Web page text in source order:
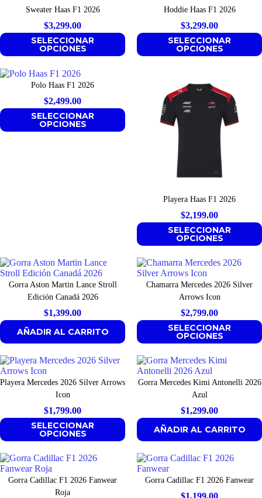
Sweater Haas F1 2026
$3,299.00
SELECCIONAR
OPCIONES
Hoddie Haas F1 2026
$3,299.00
SELECCIONAR
OPCIONES
Polo Haas F1 2026
$2,499.00
SELECCIONAR
OPCIONES
Playera Haas F1 2026
$2,199.00
SELECCIONAR
OPCIONES
Gorra Aston Martin Lance Stroll
Edición Canadá 2026
$1,399.00
AÑADIR AL CARRITO
Chamarra Mercedes 2026 Silver
Arrows Icon
$2,799.00
SELECCIONAR
OPCIONES
Playera Mercedes 2026 Silver Arrows
Icon
$1,799.00
SELECCIONAR
OPCIONES
Gorra Mercedes Kimi Antonelli 2026
Azul
$1,299.00
AÑADIR AL CARRITO
Gorra Cadillac F1 2026 Fanwear
Roja
Gorra Cadillac F1 2026 Fanwear
$1,199.00